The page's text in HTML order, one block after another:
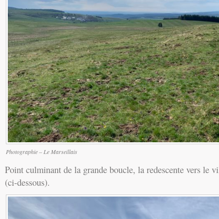
Photographie – Le Marseillais
Point culminant de la grande boucle, la redescente vers le
(ci-dessous).